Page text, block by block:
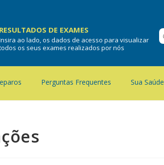
RESULTADOS DE EXAMES
ao lado, os dados de acesso para visualizar
os seus exames realizados por nós
Perguntas Frequentes Sua Saúde